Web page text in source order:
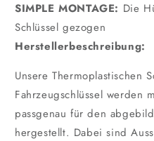
SIMPLE MONTAGE: Die
Schlüssel gezogen
Herstellerbeschreibung:
Unsere Thermoplastischen
Fahrzeugschlüssel werden
passgenau für den
hergestellt. Dabei sind